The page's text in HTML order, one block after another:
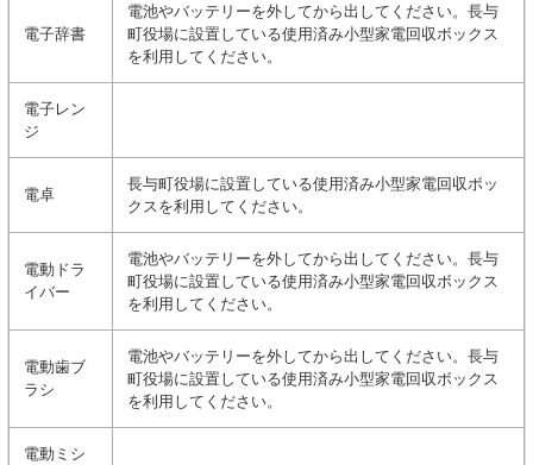
電子辞書
電池やバッテリーを外してから出してください。長与
町役場に設置している使用済み小型家電回収ボックス
を利用してください。
電子レン
ジ
電卓
長与町役場に設置している使用済み小型家電回収ボッ
クスを利用してください。
電動ドラ
イバー
電池やバッテリーを外してから出してください。長与
町役場に設置している使用済み小型家電回収ボックス
を利用してください。
電動歯ブ
ラシ
電池やバッテリーを外してから出してください。長与
町役場に設置している使用済み小型家電回収ボックス
を利用してください。
電動ミシ